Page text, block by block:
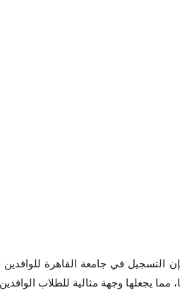
التسجيل في جامعة القاهرة
مما يجعلها وجهة مثالية للطلاب